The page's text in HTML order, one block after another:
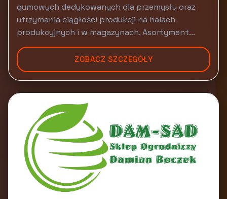
gumowych dedykowanych dla przemysłu oraz
utrzymania ciągłości produkcji na halach
produkcyjnych i w magazynach. Asortyment...
ZOBACZ SZCZEGÓŁY